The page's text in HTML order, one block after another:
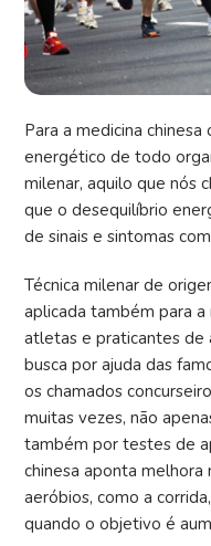
Para a medicina
energético de todo
milenar, aquilo que nós
que o desequilíbrio
de sinais e sintomas
Técnica milenar de
aplicada também para
atletas e praticantes de
busca por ajuda das
os chamados
muitas vezes, não
também por testes de
chinesa aponta melhora
aeróbios, como a
quando o objetivo é